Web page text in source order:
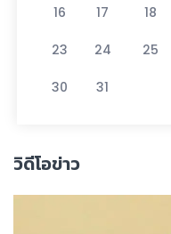
16 17 18
23 24 25
30 31
วิดีโอข่าว